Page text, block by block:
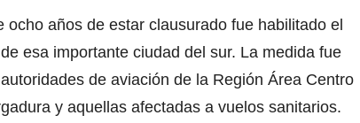
ocho años de estar clausurado fue habilitado el
esa importante ciudad del sur. La medida fue
de aviación de la Región Área Centro
y aquellas afectadas a vuelos sanitarios.